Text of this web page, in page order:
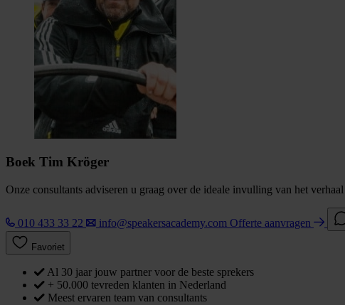
Boek Tim Kröger
Onze consultants adviseren u graag over de ideale invulling van het
010 433 33 22 info@speakersacademy.com Offerte aanvragen
Favoriet
Al 30 jaar jouw partner voor de beste sprekers
+ 50.000 tevreden klanten in Nederland
Meest ervaren team van consultants